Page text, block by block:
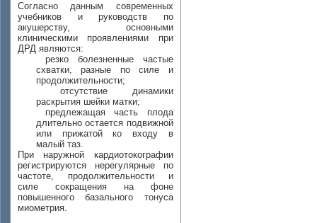
Согласно данным современных
учебников и руководств по
акушерству, основными
клиническими проявлениями при
ДРД являются:
резко болезненные частые
схватки, разные по силе и
продолжительности;
отсутствие динамики
раскрытия шейки матки;
предлежащая часть плода
длительно остается подвижной
или прижатой ко входу в
малый таз.
При наружной кардиотокографии
регистрируются нерегулярные по
частоте, продолжительности и
силе сокращения на фоне
повышенного базального тонуса
миометрия.